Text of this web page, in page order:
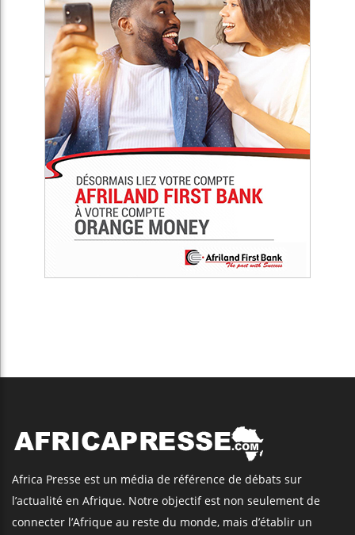
Africa Presse est un média de référence de débats sur
l’actualité en Afrique. Notre objectif est non seulement de
connecter l’Afrique au reste du monde, mais d’établir un